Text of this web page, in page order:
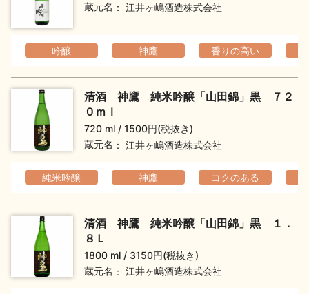
日本酒の楽しみ方特集
蔵元名
江井ヶ嶋酒造株式会社
吟醸 神鷹 香りの高い
清酒 神鷹 純米吟醸「山田錦」黒 ７２
０ｍｌ
720 ml
1500円(税抜き)
蔵元名
江井ヶ嶋酒造株式会社
純米吟醸 神鷹 コクのある
清酒 神鷹 純米吟醸「山田錦」黒 １．
８Ｌ
1800 ml
3150円(税抜き)
蔵元名
江井ヶ嶋酒造株式会社